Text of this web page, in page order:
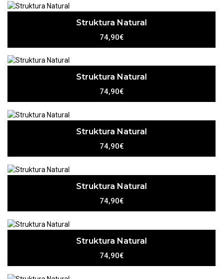
Struktura Natural
74,90€
Struktura Natural
74,90€
Struktura Natural
74,90€
Struktura Natural
74,90€
Struktura Natural
74,90€